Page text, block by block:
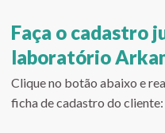
Faça o cadastro
laboratório
Clique no botão abaixo e
ficha de cadastro do cliente: